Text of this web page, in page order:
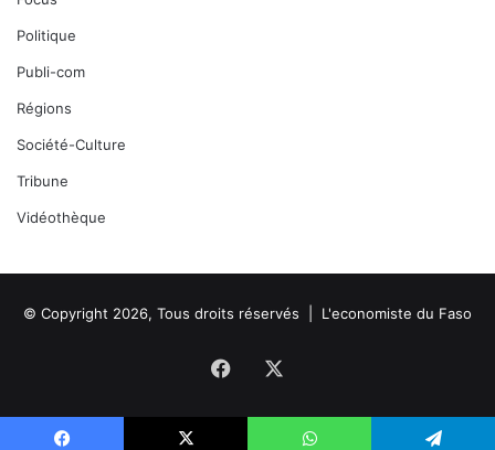
Politique
Publi-com
Régions
Société-Culture
Tribune
Vidéothèque
© Copyright 2026, Tous droits réservés | L'economiste du Faso
Facebook